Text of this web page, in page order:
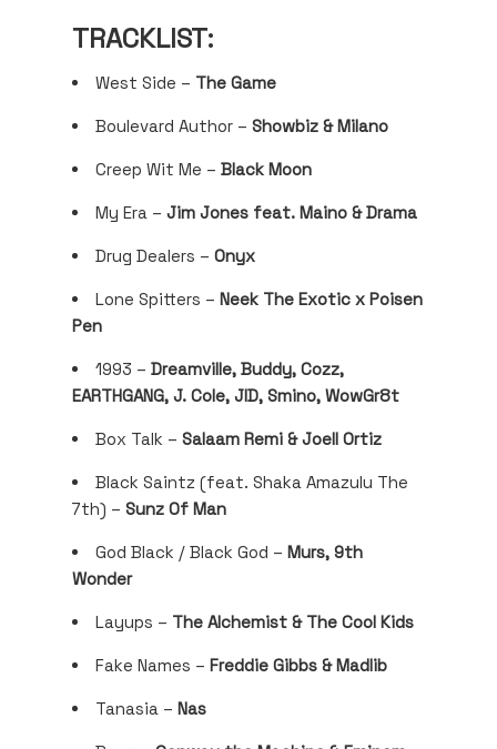
TRACKLIST:
West Side – The Game
Boulevard Author – Showbiz & Milano
Creep Wit Me – Black Moon
My Era – Jim Jones feat. Maino & Drama
Drug Dealers – Onyx
Lone Spitters – Neek The Exotic x Poisen
Pen
1993 – Dreamville, Buddy, Cozz,
EARTHGANG, J. Cole, JID, Smino, WowGr8t
Box Talk – Salaam Remi & Joell Ortiz
Black Saintz (feat. Shaka Amazulu The
7th) – Sunz Of Man
God Black / Black God – Murs, 9th
Wonder
Layups – The Alchemist & The Cool Kids
Fake Names – Freddie Gibbs & Madlib
Tanasia – Nas